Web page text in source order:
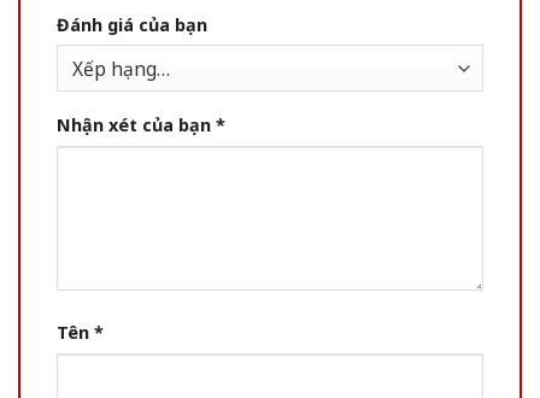
Đánh giá của bạn
Nhận xét của bạn *
Tên *